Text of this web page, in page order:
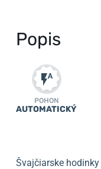
Popis
POHON
AUTOMATICKÝ
Švajčiarske hodinky